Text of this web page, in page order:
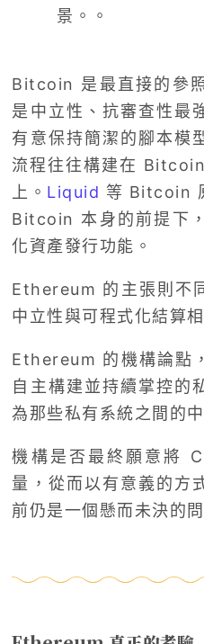
景。。
Bitcoin 是最直接的參
是中立性、抗審查性最
有意保持簡潔的腳本模
流程往往構建在
上。 Liquid 等 Bitcoin
Bitcoin 本身的前提下
化資產發行功能。
Ethereum 的主張則不
中立性與可程式化結算相
Ethereum 的機構論點
自主構建並持續掌控的
為那些私有系統之間的中
機構是否最終願意將
量，從而以有意義的方
前仍是一個懸而未決的問